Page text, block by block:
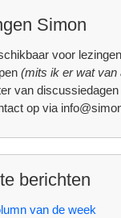
Simon
voor
(mits ik er wat van
van
op via
berichten
van de week